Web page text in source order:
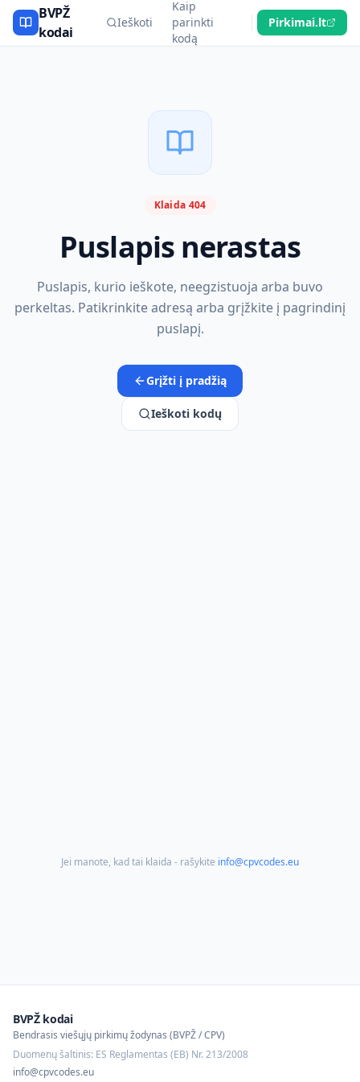
BVPŽ
kodai
Ieškoti
Kaip
parinkti
kodą
Pirkimai.lt
Klaida 404
Puslapis nerastas
Puslapis, kurio ieškote, neegzistuoja arba buvo
perkeltas. Patikrinkite adresą arba grįžkite į pagrindinį
puslapį.
Grįžti į pradžią
Ieškoti kodų
Jei manote, kad tai klaida - rašykite info@cpvcodes.eu
BVPŽ kodai
Bendrasis viešųjų pirkimų žodynas (BVPŽ / CPV)
Duomenų šaltinis: ES Reglamentas (EB) Nr. 213/2008
info@cpvcodes.eu